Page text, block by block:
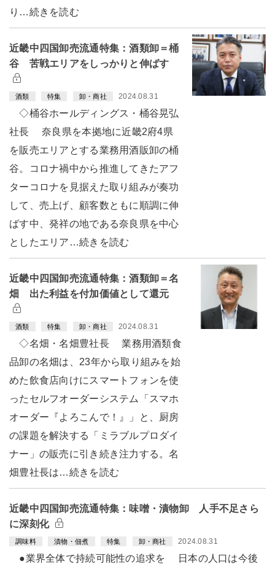
り…続きを読む
近畿中四国卸売流通特集：酒類卸＝桶
谷 苦戦エリアをしっかりと伸ばす
酒類 特集 卸・商社 2024.08.31
◇桶谷ホールディングス・桶谷晃弘
社長 奈良県を本拠地に近畿2府4県
を販売エリアとする業務用酒販卸の桶
谷。コロナ禍中から推進してきたアフ
ターコロナを見据えた取り組みが奏功
して、売上げ、顧客数ともに順調に伸
ばす中、発祥の地である奈良県を中心
としたエリア…続きを読む
近畿中四国卸売流通特集：酒類卸＝名
畑 出た利益を付加価値として還元
酒類 特集 卸・商社 2024.08.31
◇名畑・名畑豊社長 業務用酒類食
品卸の名畑は、23年から取り組みを始
めた飲食店向けにスマートフォンを使
ったセルフオーダーシステム「スマホ
オーダー『よろこんで！』」と、厨房
の課題を解決する「ミラブルプロダイ
ナー」の販売に引き続き注力する。名
畑豊社長は…続きを読む
近畿中四国卸売流通特集：味噌・漬物卸 人手不足さら
に深刻化
調味料 漬物・佃煮 特集 卸・商社 2024.08.31
●業界全体で持続可能性の追求を 日本の人口は今後